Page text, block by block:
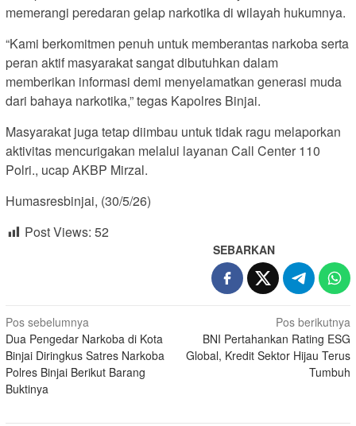
memerangi peredaran gelap narkotika di wilayah hukumnya.
“Kami berkomitmen penuh untuk memberantas narkoba serta
peran aktif masyarakat sangat dibutuhkan dalam
memberikan informasi demi menyelamatkan generasi muda
dari bahaya narkotika,” tegas Kapolres Binjai.
Masyarakat juga tetap diimbau untuk tidak ragu melaporkan
aktivitas mencurigakan melalui layanan Call Center 110
Polri., ucap AKBP Mirzal.
Humasresbinjai, (30/5/26)
Post Views: 52
SEBARKAN
Navigasi
pos
Pos sebelumnya
Dua Pengedar Narkoba di Kota
Binjai Diringkus Satres Narkoba
Polres Binjai Berikut Barang
Buktinya
Pos berikutnya
‎BNI Pertahankan Rating ESG
Global, Kredit Sektor Hijau Terus
Tumbuh